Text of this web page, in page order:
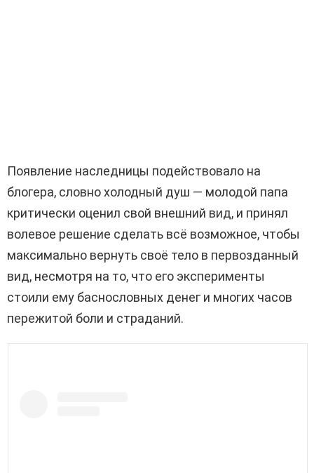
Появление наследницы подействовало на
блогера, словно холодный душ — молодой папа
критически оценил свой внешний вид, и принял
волевое решение сделать всё возможное, чтобы
максимально вернуть своё тело в первозданный
вид, несмотря на то, что его эксперименты
стоили ему баснословных денег и многих часов
пережитой боли и страданий.